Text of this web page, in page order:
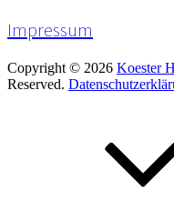
Impressum
Copyright © 2026 Koester
Reserved.